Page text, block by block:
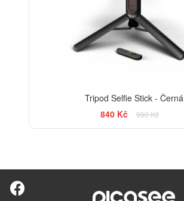
Tripod Selfie Stick - Černá
840 Kč
990 Kč